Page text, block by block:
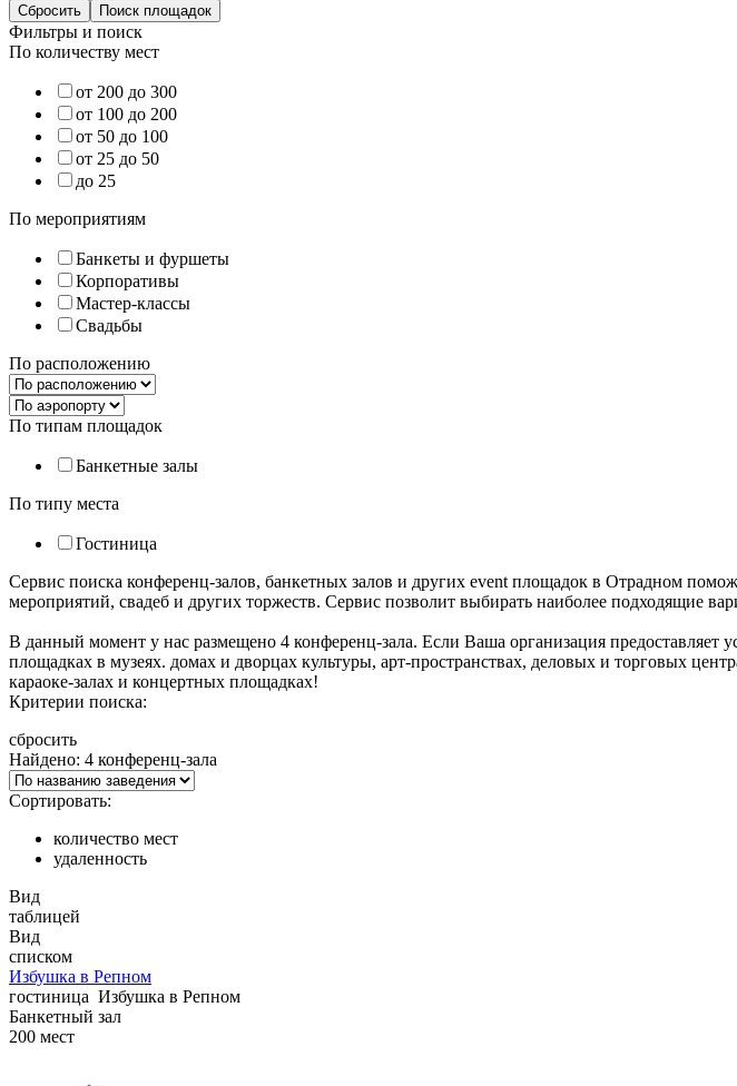
Фильтры и поиск
По количеству мест
от 200 до 300
от 100 до 200
от 50 до 100
от 25 до 50
до 25
По мероприятиям
Банкеты и фуршеты
Корпоративы
Мастер-классы
Свадьбы
По расположению
По типам площадок
Банкетные залы
По типу места
Гостиница
Сервис поиска конференц-залов, банкетных залов и других event площадок в Отрадном
мероприятий, свадеб и других торжеств. Сервис позволит выбирать наиболее подходящие
В данный момент у нас размещено 4 конференц-зала. Если Ваша организация
площадках в музеях. домах и дворцах культуры, арт-пространствах, деловых и торговых
караоке-залах и концертных площадках!
Критерии поиска:
сбросить
Найдено: 4 конференц-зала
Сортировать:
количество мест
удаленность
Вид
таблицей
Вид
списком
Избушка в Репном
гостиница Избушка в Репном
Банкетный зал
200 мест